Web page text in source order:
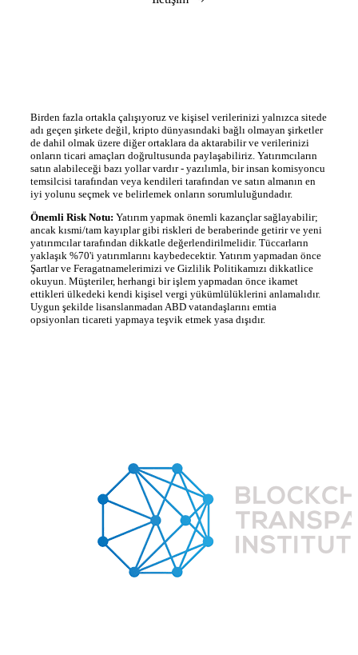
Birden fazla ortakla çalışıyoruz ve kişisel verilerinizi yalnızca sitede
adı geçen şirkete değil, kripto dünyasındaki bağlı olmayan şirketler
de dahil olmak üzere diğer ortaklara da aktarabilir ve verilerinizi
onların ticari amaçları doğrultusunda paylaşabiliriz. Yatırımcıların
satın alabileceği bazı yollar vardır - yazılımla, bir insan komisyoncu
temsilcisi tarafından veya kendileri tarafından ve satın almanın en
iyi yolunu seçmek ve belirlemek onların sorumluluğundadır.
Önemli Risk Notu: Yatırım yapmak önemli kazançlar sağlayabilir;
ancak kısmi/tam kayıplar gibi riskleri de beraberinde getirir ve yeni
yatırımcılar tarafından dikkatle değerlendirilmelidir. Tüccarların
yaklaşık %70'i yatırımlarını kaybedecektir. Yatırım yapmadan önce
Şartlar ve Feragatnamelerimizi ve Gizlilik Politikamızı dikkatlice
okuyun. Müşteriler, herhangi bir işlem yapmadan önce ikamet
ettikleri ülkedeki kendi kişisel vergi yükümlülüklerini anlamalıdır.
Uygun şekilde lisanslanmadan ABD vatandaşlarını emtia
opsiyonları ticareti yapmaya teşvik etmek yasa dışıdır.